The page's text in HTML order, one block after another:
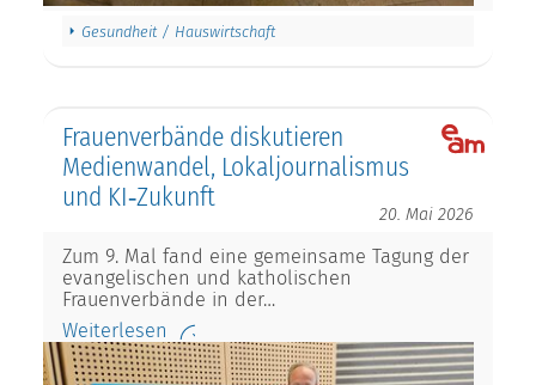
Gesundheit / Hauswirtschaft
Frauenverbände diskutieren
Medienwandel, Lokaljournalismus
und KI‑Zukunft
20. Mai 2026
Zum 9. Mal fand eine gemeinsame Tagung der
evangelischen und katholischen
Frauenverbände in der…
Weiterlesen